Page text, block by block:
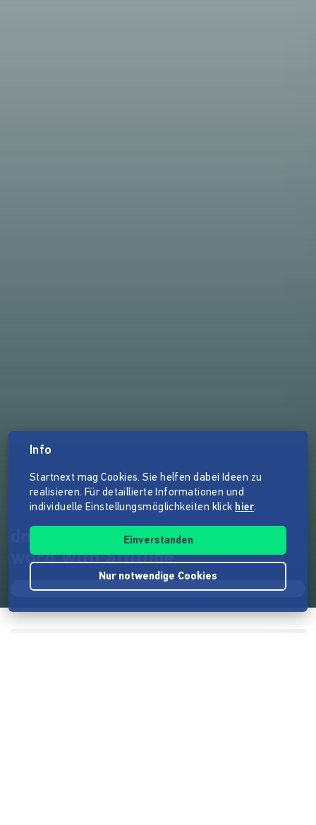
dna merch - made with dignity,
worn with attitude
Info
Startnext mag Cookies. Sie helfen dabei Ideen zu
realisieren. Für detaillierte Informationen und
individuelle Einstellungsmöglichkeiten klick hier.
Einverstanden
Nur notwendige Cookies